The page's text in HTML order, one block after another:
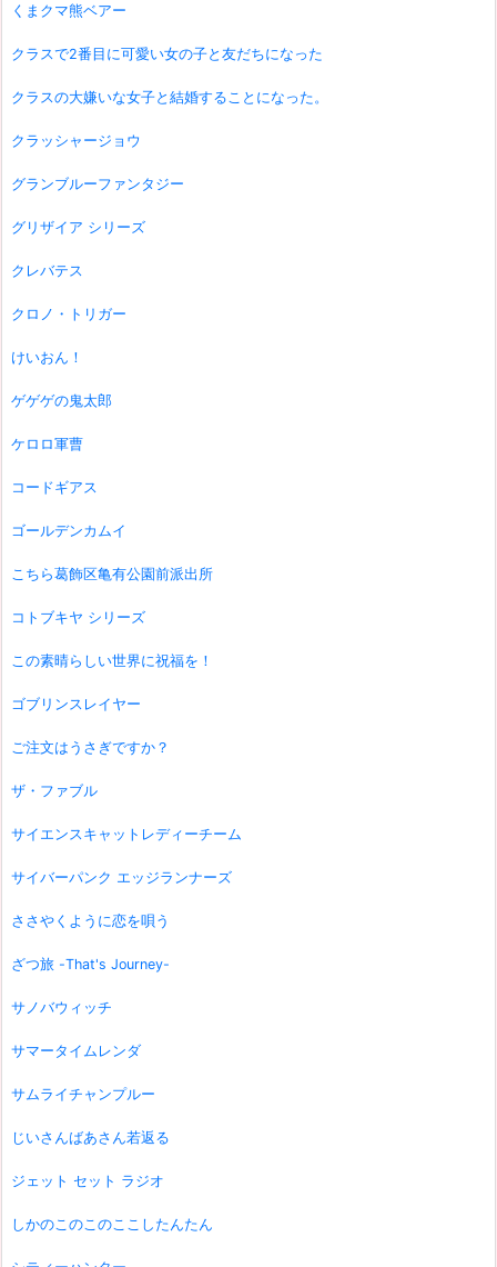
くまクマ熊ベアー
クラスで2番目に可愛い女の子と友だちになった
クラスの大嫌いな女子と結婚することになった。
クラッシャージョウ
グランブルーファンタジー
グリザイア シリーズ
クレバテス
クロノ・トリガー
けいおん！
ゲゲゲの鬼太郎
ケロロ軍曹
コードギアス
ゴールデンカムイ
こちら葛飾区亀有公園前派出所
コトブキヤ シリーズ
この素晴らしい世界に祝福を！
ゴブリンスレイヤー
ご注文はうさぎですか？
ザ・ファブル
サイエンスキャットレディーチーム
サイバーパンク エッジランナーズ
ささやくように恋を唄う
ざつ旅 -That's Journey-
サノバウィッチ
サマータイムレンダ
サムライチャンプルー
じいさんばあさん若返る
ジェット セット ラジオ
しかのこのこのここしたんたん